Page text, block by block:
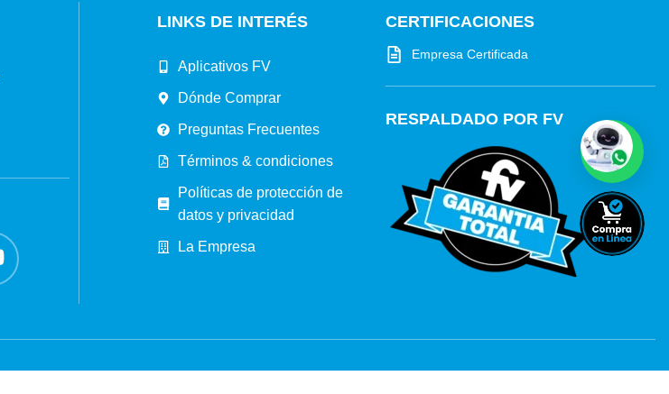
LINKS DE INTERÉS
Aplicativos FV
Dónde Comprar
Preguntas Frecuentes
Términos & condiciones
Políticas de protección de
datos y privacidad
La Empresa
CERTIFICACIONES
Empresa Certificada
RESPALDADO POR FV